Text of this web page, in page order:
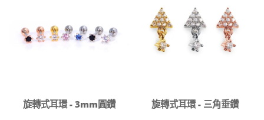
旋轉式耳環 - 3mm圓鑽 旋轉式耳環 - 三角垂鑽